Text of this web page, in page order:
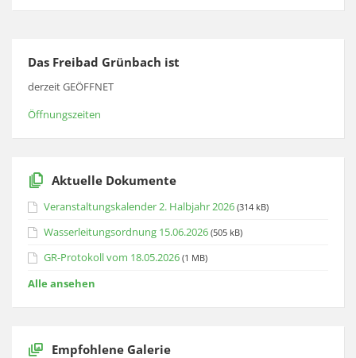
Das Freibad Grünbach ist
derzeit GEÖFFNET
Öffnungszeiten
Aktuelle Dokumente
Veranstaltungskalender 2. Halbjahr 2026 (314 kB)
Wasserleitungsordnung 15.06.2026 (505 kB)
GR-Protokoll vom 18.05.2026 (1 MB)
Alle ansehen
Empfohlene Galerie